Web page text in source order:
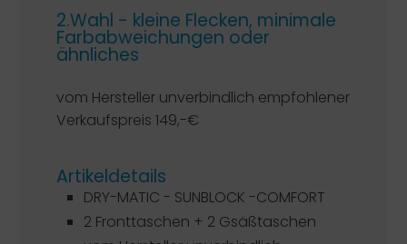
2.Wahl - kleine Flecken, minimale
Farbabweichungen oder
ähnliches
vom Hersteller unverbindlich empfohlener
Verkaufspreis 149,-€
Artikeldetails
DRY-MATIC - SUNBLOCK -COMFORT
2 Fronttaschen + 2 Gsäßtaschen